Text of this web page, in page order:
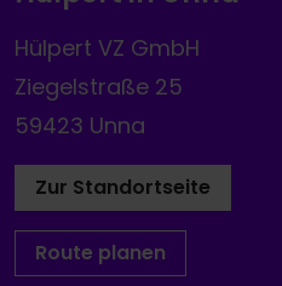
Hülpert VZ GmbH
Ziegelstraße 25
59423 Unna
Zur Standortseite
Route planen